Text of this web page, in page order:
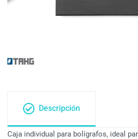
Descripción
Caja individual para bolígrafos, ideal